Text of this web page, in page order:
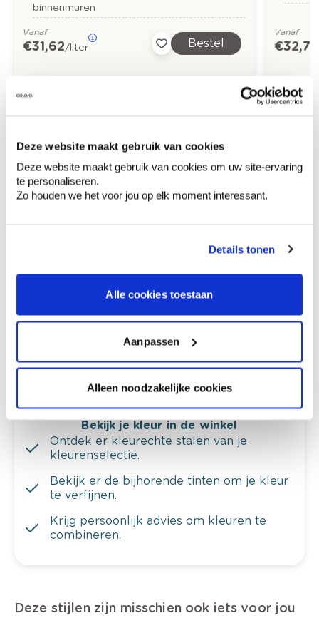
Deze website maakt gebruik van cookies
Deze website maakt gebruik van cookies om uw site-ervaring
te personaliseren.
Zo houden we het voor jou op elk moment interessant.
Details tonen
Alle cookies toestaan
Aanpassen
Alleen noodzakelijke cookies
binnenmuren
Vanaf
€ 31,62/liter Bestel
Vanaf
€ 32,73
Slaapkamer
Klassiek
Ga samen met de kleuradviseur door je
en je meubels.
Krijg ineens een technologische check-up
van je muren.
Bekijk je kleur in de winkel
Ontdek er kleurechte stalen van je
kleurenselectie.
Bekijk er de bijhorende tinten om je kleur
te verfijnen.
Krijg persoonlijk advies om kleuren te
combineren.
Deze stijlen zijn misschien ook iets voor jou